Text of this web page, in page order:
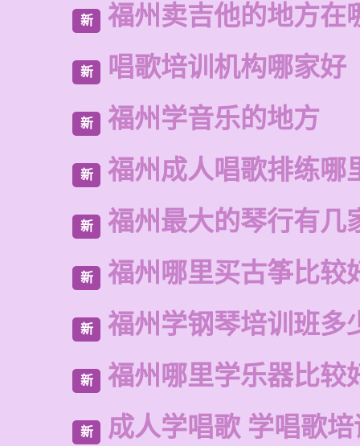
新 福州卖吉他的地方在
新 唱歌培训机构哪家好
新 福州学音乐的地方
新 福州成人唱歌排练哪
新 福州最大的琴行有几
新 福州哪里买古筝比较
新 福州学钢琴培训班多
新 福州哪里学乐器比较
新 成人学唱歌 学唱歌